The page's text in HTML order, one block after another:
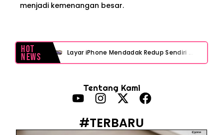
menjadi kemenangan besar.
Hot
News Layar iPhone Mendadak Redup Sendiri Padahal Auto-Brightness Mati? Ini Penyebab & Solusinya!
Tentang Kami
#TERBARU